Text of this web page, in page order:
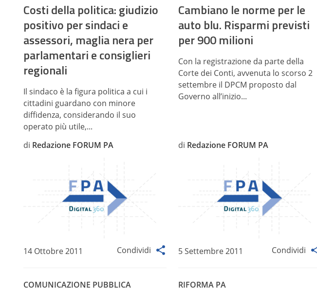
Costi della politica: giudizio
positivo per sindaci e
assessori, maglia nera per
parlamentari e consiglieri
regionali
Il sindaco è la figura politica a cui i
cittadini guardano con minore
diffidenza, considerando il suo
operato più utile,...
di Redazione FORUM PA
14 Ottobre 2011 Condividi
Cambiano le norme per le
auto blu. Risparmi previsti
per 900 milioni
Con la registrazione da parte della
Corte dei Conti, avvenuta lo scorso 2
settembre il DPCM proposto dal
Governo all’inizio...
di Redazione FORUM PA
5 Settembre 2011 Condividi
COMUNICAZIONE PUBBLICA RIFORMA PA